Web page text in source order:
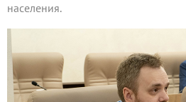
населения.